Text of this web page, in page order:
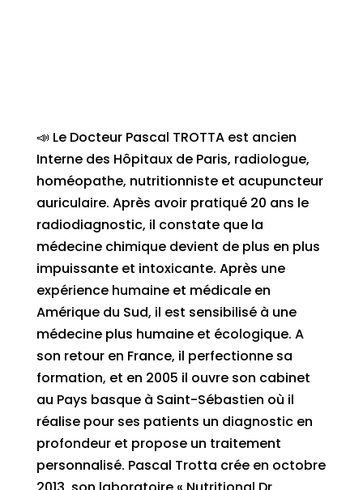
📣 Le Docteur Pascal TROTTA est ancien
Interne des Hôpitaux de Paris, radiologue,
homéopathe, nutritionniste et acupuncteur
auriculaire. Après avoir pratiqué 20 ans le
radiodiagnostic, il constate que la
médecine chimique devient de plus en plus
impuissante et intoxicante. Après une
expérience humaine et médicale en
Amérique du Sud, il est sensibilisé à une
médecine plus humaine et écologique. A
son retour en France, il perfectionne sa
formation, et en 2005 il ouvre son cabinet
au Pays basque à Saint-Sébastien où il
réalise pour ses patients un diagnostic en
profondeur et propose un traitement
personnalisé. Pascal Trotta crée en octobre